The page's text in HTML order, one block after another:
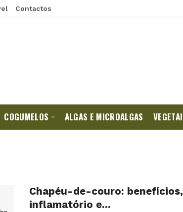
Contactos
COGUMELOS ALGAS E MICROALGAS
Chapéu-de-couro:
inflamatório e…